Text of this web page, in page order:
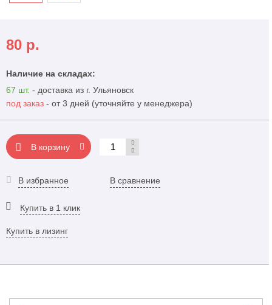
80 р.
Наличие на складах:
67 шт. - доставка из г. Ульяновск
под заказ - от 3 дней (уточняйте у менеджера)
В корзину
В избранное В сравнение
Купить в 1 клик
Купить в лизинг